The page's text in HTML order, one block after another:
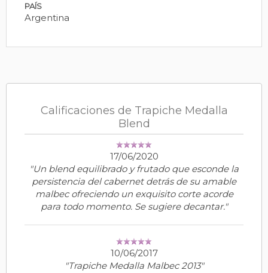
PAÍS
Argentina
Calificaciones de Trapiche Medalla
Blend
17/06/2020
"Un blend equilibrado y frutado que esconde la
persistencia del cabernet detrás de su amable
malbec ofreciendo un exquisito corte acorde
para todo momento. Se sugiere decantar."
10/06/2017
"Trapiche Medalla Malbec 2013"